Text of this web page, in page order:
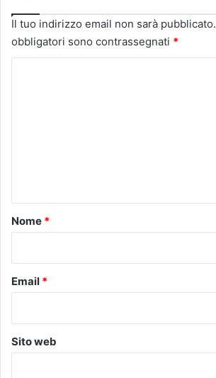
Il tuo indirizzo email non sarà pubblicato.
obbligatori sono contrassegnati *
o
Nome *
Email *
Sito web